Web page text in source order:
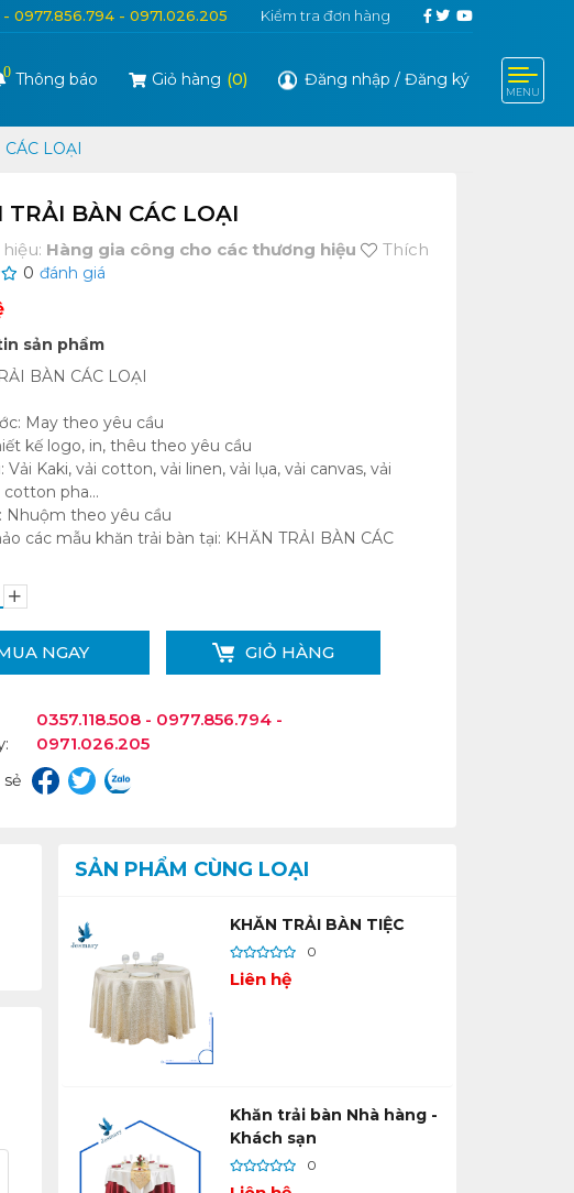
- 0977.856.794 - 0971.026.205 Kiểm tra đơn hàng
0Thông báo Giỏ hàng (0) Đăng nhập / Đăng ký
MENU
LOẠI
TRẢI BÀN CÁC LOẠI
Hàng gia công cho các thương hiệu Thích
0 đánh giá
sản phẩm
BÀN CÁC LOẠI
May theo yêu cầu
kế logo, in, thêu theo yêu cầu
Vải Kaki, vải cotton, vải linen, vải lụa, vải canvas, vải
cotton pha...
Nhuộm theo yêu cầu
các mẫu khăn trải bàn tại: KHĂN TRẢI BÀN CÁC
NGAY GIỎ HÀNG
0357.118.508 - 0977.856.794 -
0971.026.205
sẻ
SẢN PHẨM CÙNG LOẠI
KHĂN TRẢI BÀN TIỆC
0
Liên hệ
Khăn trải bàn Nhà hàng -
Khách sạn
0